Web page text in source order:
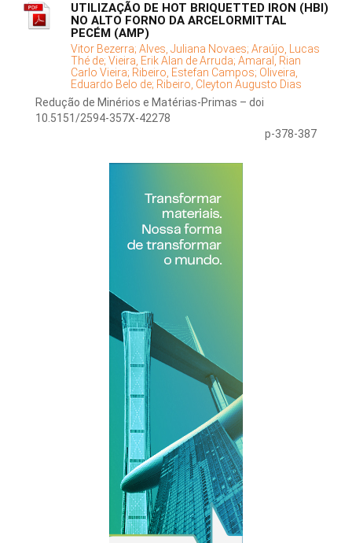
UTILIZAÇÃO DE HOT BRIQUETTED IRON (HBI)
NO ALTO FORNO DA ARCELORMITTAL
PECÉM (AMP)
Vitor Bezerra; Alves, Juliana Novaes; Araújo, Lucas
Thé de; Vieira, Erik Alan de Arruda; Amaral, Rian
Carlo Vieira; Ribeiro, Estefan Campos; Oliveira,
Eduardo Belo de; Ribeiro, Cleyton Augusto Dias
Redução de Minérios e Matérias-Primas – doi
10.5151/2594-357X-42278
p-378-387